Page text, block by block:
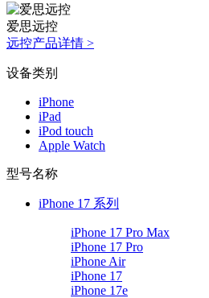
爱思远控
远控产品详情 >
设备类别
iPhone
iPad
iPod touch
Apple Watch
型号名称
iPhone 17 系列
iPhone 17 Pro Max
iPhone 17 Pro
iPhone Air
iPhone 17
iPhone 17e